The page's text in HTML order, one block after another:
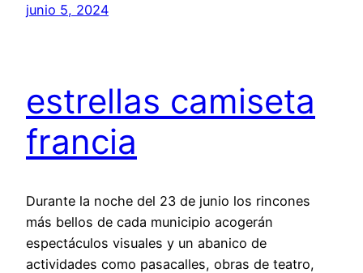
junio 5, 2024
estrellas camiseta
francia
Durante la noche del 23 de junio los rincones
más bellos de cada municipio acogerán
espectáculos visuales y un abanico de
actividades como pasacalles, obras de teatro,